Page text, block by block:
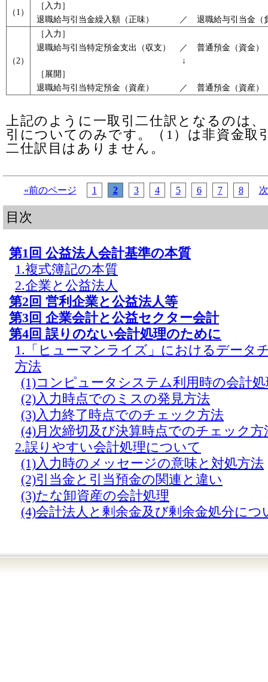
（1）
［入力］
退職給与引当金繰入額（正味）
／ 退職給与引当金（
（2）
［入力］
退職給与引当特定預金支出（収支）
／
普通預金（資金）
↓
［展開］
退職給与引当特定預金（資産）
／ 普通預金（資産）
上記のように一取引二仕訳となるのは
引についてのみです。（1）は非資金取
二仕訳目はありません。
«前のページ 1 2 3 4 5 6 7 8
目次
第1回 公益法人会計基準の本質
1.複式簿記の本質
2.企業と公益法人
第2回 営利企業と公益法人等
第3回 企業会計と公益セクター会計
第4回 誤りのない会計処理のために
1.「ヒューマンライズ」におけるデータ
方法
(1)コンピュータシステム利用時の会計
(2)入力時点でのミスの発見方法
(3)入力終了時点でのチェック方法
(4)月次締切及び決算時点でのチェック方
2.誤りやすい会計処理について
(1)入力時のメッセージの意味と対処方法
(2)引当金と引当預金の関連と違い
(3)たな卸資産の会計処理
(4)会計法人と剰余金及び剰余金処分につ